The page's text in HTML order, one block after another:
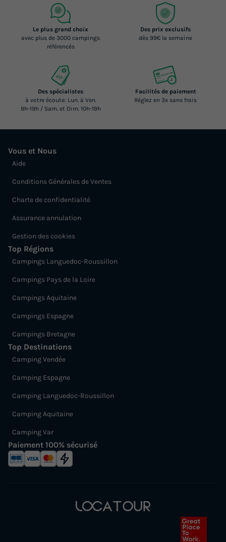
Le plus grand choix
avec plus de 3000 campings
référencés
Des prix exclusifs
dès 99€ la semaine
Des spécialistes
à votre écoute: Lun. à Ven.
9h-19h / Sam. et Dim. 10h-19h
Facilités de paiement
Réglez en 3x sans frais
Vous et Nous
Aide
Conditions Générales de Ventes
Charte de confidentialité
Assurance annulation
Gestion des cookies
Top Régions
Campings Languedoc-Roussillon
Campings Pays de la Loire
Campings Aquitaine
Campings Espagne
Campings Bretagne
Top Destinations
Camping Vendée
Camping Espagne
Camping Languedoc-Roussillon
Camping Aquitaine
Camping Var
Paiement 100% sécurisé